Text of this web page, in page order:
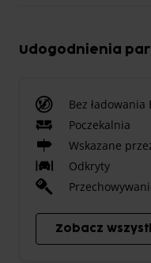
Udogodnienia
Bez ładowania
Poczekalnia
Wskazane
Odkryty
Zobacz